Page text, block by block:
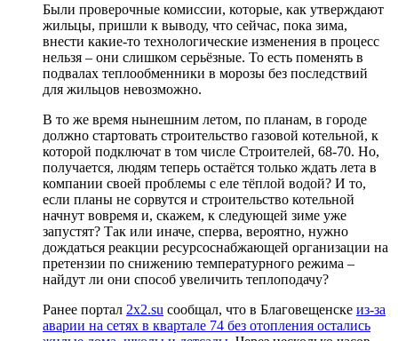
Были проверочные комиссии, которые, как утверждают
жильцы, пришли к выводу, что сейчас, пока зима,
внести какие-то технологические изменения в процесс
нельзя – они слишком серьёзные. То есть поменять в
подвалах теплообменники в морозы без последствий
для жильцов невозможно.
В то же время нынешним летом, по планам, в городе
должно стартовать строительство газовой котельной, к
которой подключат в том числе Строителей, 68-70. Но,
получается, людям теперь остаётся только ждать лета в
компании своей проблемы с еле тёплой водой? И то,
если планы не сорвутся и строительство котельной
начнут вовремя и, скажем, к следующей зиме уже
запустят? Так или иначе, сперва, вероятно, нужно
дождаться реакции ресурсоснабжающей организации на
претензии по снижению температурного режима –
найдут ли они способ увеличить теплоподачу?
Ранее портал 2x2.su сообщал, что в Благовещенске из-за
аварии на сетях в квартале 74 без отопления остались